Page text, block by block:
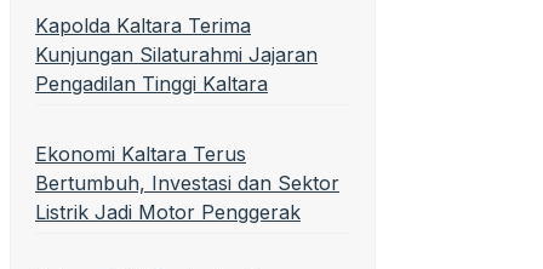
Kapolda Kaltara Terima
Kunjungan Silaturahmi Jajaran
Pengadilan Tinggi Kaltara
Ekonomi Kaltara Terus
Bertumbuh, Investasi dan Sektor
Listrik Jadi Motor Penggerak